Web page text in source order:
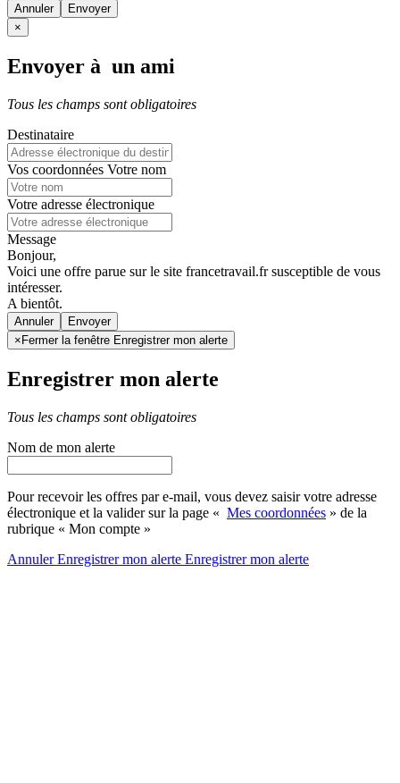
Annuler
×
Envoyer à un ami
Tous les champs sont obligatoires
Destinataire
Vos coordonnées Votre nom
Votre adresse électronique
Message
Bonjour,
Voici une offre parue sur le site francetravail.fr susceptible de vous
intéresser.
A bientôt.
Annuler
× Fermer la fenêtre Enregistrer mon alerte
Enregistrer mon alerte
Tous les champs sont obligatoires
Nom de mon alerte
Pour recevoir les offres par e-mail, vous devez saisir votre adresse
électronique et la valider sur la page « Mes coordonnées » de la
rubrique « Mon compte »
AnnulerEnregistrer mon alerte Enregistrermon alerte